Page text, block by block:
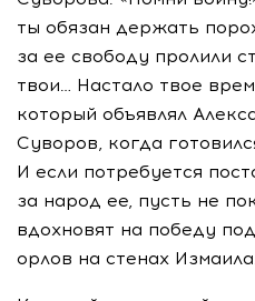
ты обязан держать
за ее свободу пролили
твои… Настало твое
который объявлял
Суворов, когда
И если потребуется
за народ ее, пусть не
вдохновят на победу
орлов на стенах